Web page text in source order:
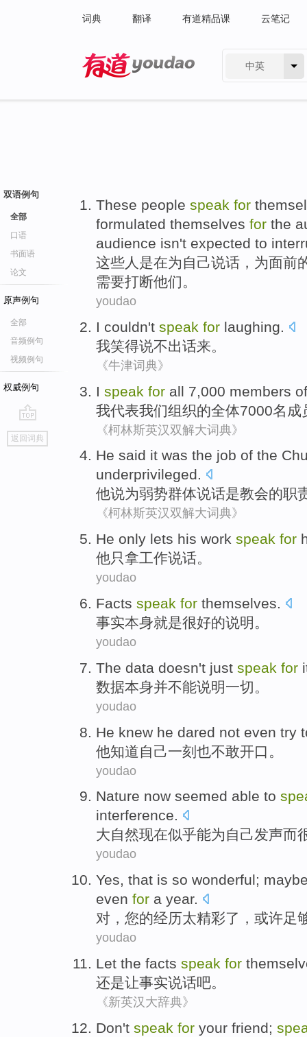
词典 翻译 有道精品课 云笔记
中英
双语例句
全部
口语
书面语
论文
原声例句
全部
音频例句
视频例句
权威例句
go
top
返回词典
These people speak for
formulated themselves for the
audience isn't expected to
这些人 是在为 自己说话 ，为面前
需要打断他们。
youdao
I couldn't speak for laughing.
我笑得说不出话来。
《牛津词典》
I speak for all 7,000 members of
我代表我们组织的全体7000名 成
《柯林斯英汉双解大词典》
He said it was the job of the
underprivileged.
他说为弱势群体说话是教会的职
《柯林斯英汉双解大词典》
He only lets his work speak for
他只拿工作说话。
youdao
Facts speak for themselves.
事实本身就是很好的说明。
youdao
The data doesn't just speak for
数据本身并不能说明一切。
youdao
He knew he dared not even try
他知道 自己一刻 也不敢开口 。
youdao
Nature now seemed able to
interference.
大自然现在似乎能为 自己发声而
youdao
Yes, that is so wonderful;
even for a year.
对 ， 您的经历太精彩了， 或许足
youdao
Let the facts speak for
还是让事实说话吧。
《新英汉大辞典》
Don't speak for your friend;